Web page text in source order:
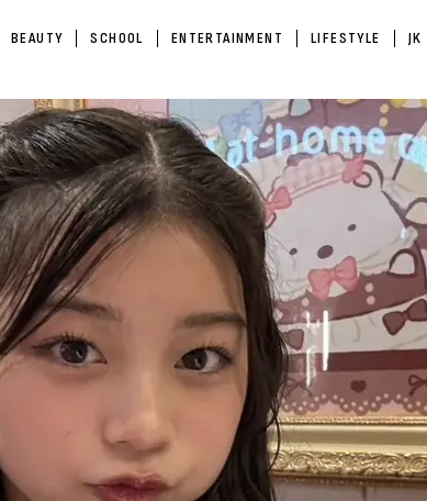
BEAUTY SCHOOL ENTERTAINMENT LIFESTYLE JK